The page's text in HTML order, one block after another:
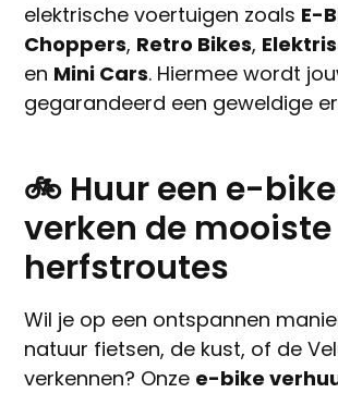
elektrische voertuigen zoals E-
Choppers, Retro Bikes,
en Mini Cars. Hiermee wordt
gegarandeerd een geweldige
🚲 Huur een e-
verken de mooiste
herfstroutes
Wil je op een ontspannen
natuur fietsen, de kust, of de
verkennen? Onze e-bike